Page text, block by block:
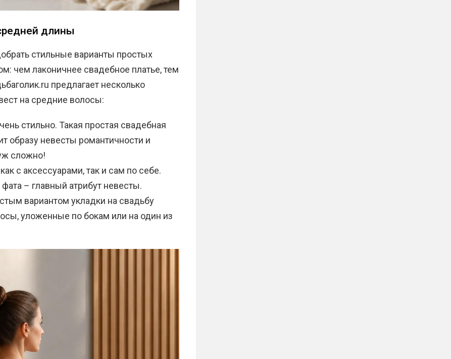
длины
стильные варианты простых
чем лаконичнее свадебное платье, тем
предлагает несколько
на средние волосы:
стильно. Такая простая свадебная
образу невесты романтичности и
сложно!
с аксессуарами, так и сам по себе.
– главный атрибут невесты.
вариантом укладки на свадьбу
уложенные по бокам или на один из